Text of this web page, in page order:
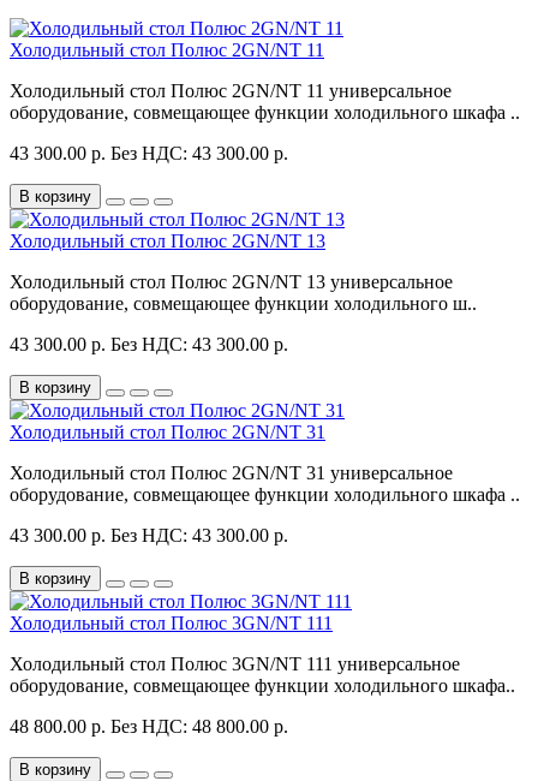
Холодильный стол Полюс 2GN/NT 11
Холодильный стол Полюс 2GN/NT 11 универсальное
оборудование, совмещающее функции холодильного шкафа ..
43 300.00 р. Без НДС: 43 300.00 р.
В корзину
Холодильный стол Полюс 2GN/NT 13
Холодильный стол Полюс 2GN/NT 13 универсальное
оборудование, совмещающее функции холодильного ш..
43 300.00 р. Без НДС: 43 300.00 р.
В корзину
Холодильный стол Полюс 2GN/NT 31
Холодильный стол Полюс 2GN/NT 31 универсальное
оборудование, совмещающее функции холодильного шкафа ..
43 300.00 р. Без НДС: 43 300.00 р.
В корзину
Холодильный стол Полюс 3GN/NT 111
Холодильный стол Полюс 3GN/NT 111 универсальное
оборудование, совмещающее функции холодильного шкафа..
48 800.00 р. Без НДС: 48 800.00 р.
В корзину